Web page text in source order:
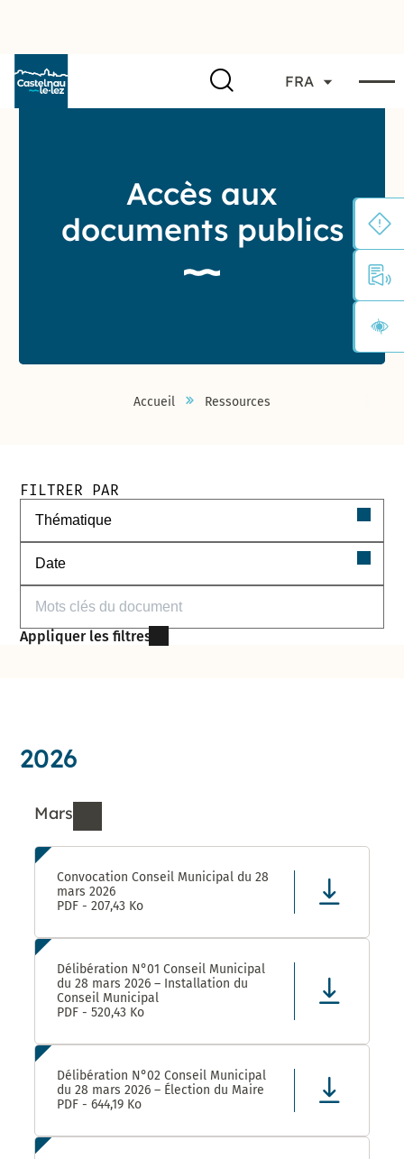
FRA
Accès aux
documents publics
Accueil Ressources
Filtres de recherche des documents
FILTRER PAR
Filtrer par thématique
Filtrer par date
Filtrer par mots-clés
Appliquer les filtres
2026
Mars
Ressources de Mars 2026
Convocation Conseil Municipal du 28
mars 2026
PDF - 207,43 Ko
Délibération N°01 Conseil Municipal
du 28 mars 2026 – Installation du
Conseil Municipal
PDF - 520,43 Ko
Délibération N°02 Conseil Municipal
du 28 mars 2026 – Élection du Maire
PDF - 644,19 Ko